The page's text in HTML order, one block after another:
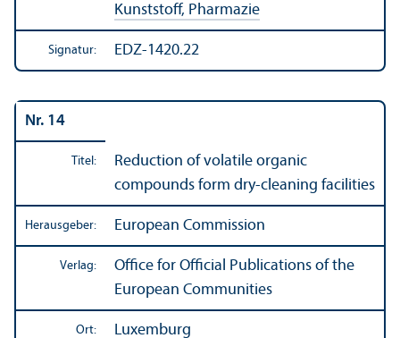
Kunststoff, Pharmazie
Signatur: EDZ-1420.22
Nr. 14
Titel:
Reduction of volatile organic
compounds form dry-cleaning facilities
Herausgeber: European Commission
Verlag:
Office for Official Publications of the
European Communities
Ort: Luxemburg